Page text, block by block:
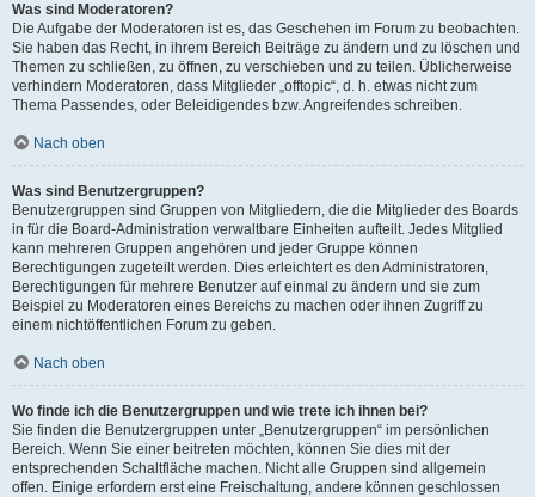
Was sind Moderatoren?
Die Aufgabe der Moderatoren ist es, das Geschehen im Forum zu beobachten.
Sie haben das Recht, in ihrem Bereich Beiträge zu ändern und zu löschen und
Themen zu schließen, zu öffnen, zu verschieben und zu teilen. Üblicherweise
verhindern Moderatoren, dass Mitglieder „offtopic“, d. h. etwas nicht zum
Thema Passendes, oder Beleidigendes bzw. Angreifendes schreiben.
Nach oben
Was sind Benutzergruppen?
Benutzergruppen sind Gruppen von Mitgliedern, die die Mitglieder des Boards
in für die Board-Administration verwaltbare Einheiten aufteilt. Jedes Mitglied
kann mehreren Gruppen angehören und jeder Gruppe können
Berechtigungen zugeteilt werden. Dies erleichtert es den Administratoren,
Berechtigungen für mehrere Benutzer auf einmal zu ändern und sie zum
Beispiel zu Moderatoren eines Bereichs zu machen oder ihnen Zugriff zu
einem nichtöffentlichen Forum zu geben.
Nach oben
Wo finde ich die Benutzergruppen und wie trete ich ihnen bei?
Sie finden die Benutzergruppen unter „Benutzergruppen“ im persönlichen
Bereich. Wenn Sie einer beitreten möchten, können Sie dies mit der
entsprechenden Schaltfläche machen. Nicht alle Gruppen sind allgemein
offen. Einige erfordern erst eine Freischaltung, andere können geschlossen